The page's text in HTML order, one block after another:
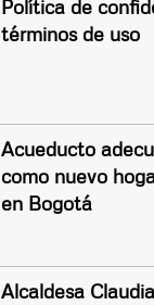
Política de
términos de uso
Acueducto
como nuevo
en Bogotá
Alcaldesa